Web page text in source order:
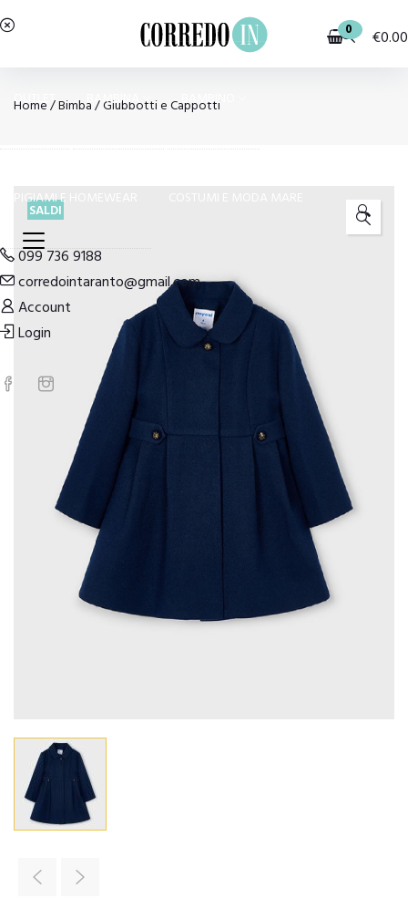
0 €0.00
OUTLET BAMBINA BAMBINO
PIGIAMI E HOMEWEAR
099 736 9188
corredointaranto@gmail.com
Account
Login
Home/Bimba/Giubbotti e Cappotti
SALDI 🔍